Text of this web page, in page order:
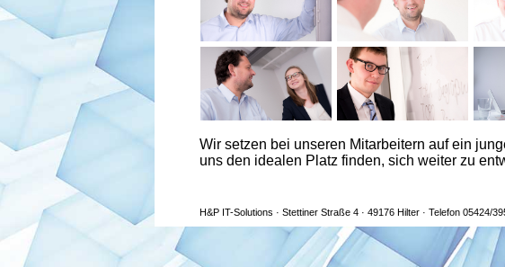
Wir setzen bei unseren Mitarbeitern auf ein
uns den idealen Platz finden, sich weiter zu
H&P IT-Solutions · Stettiner Straße 4 · 49176 Hilter · Telefon 05424/